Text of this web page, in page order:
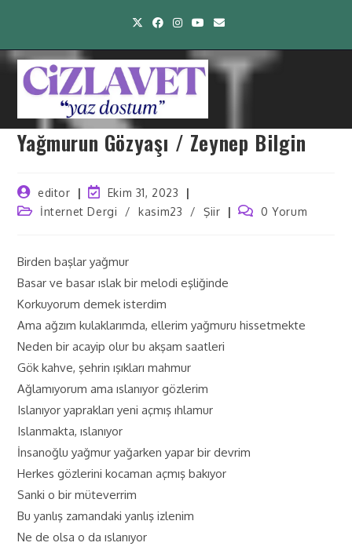
Yağmurun Gözyaşı / Zeynep Bilgin
editor
Ekim 31, 2023
İnternet Dergi
/ kasim23 / Şiir 0 Yorum
Birden başlar yağmur
Basar ve basar ıslak bir melodi eşliğinde
Korkuyorum demek isterdim
Ama ağzım kulaklarımda, ellerim yağmuru hissetmekte
Neden bir acayip olur bu akşam saatleri
Gök kahve, şehrin ışıkları mahmur
Ağlamıyorum ama ıslanıyor gözlerim
Islanıyor yaprakları yeni açmış ıhlamur
Islanmakta, ıslanıyor
İnsanoğlu yağmur yağarken yapar bir devrim
Herkes gözlerini kocaman açmış bakıyor
Sanki o bir müteverrim
Bu yanlış zamandaki yanlış izlenim
Ne de olsa o da ıslanıyor